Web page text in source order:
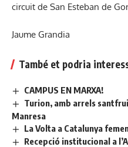
circuit de San Esteban de
Jaume Grandia
També et podria
CAMPUS EN MARXA!
Turion, amb arrels
Manresa
La Volta a Catalunya
Recepció institucional a